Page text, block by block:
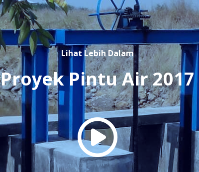
Lihat Lebih Dalam
Proyek Pintu Air 2017